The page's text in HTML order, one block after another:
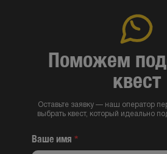
Поможем
квест
Оставьте заявку — наш оператор
выбрать квест, который идеально
Ваше имя *